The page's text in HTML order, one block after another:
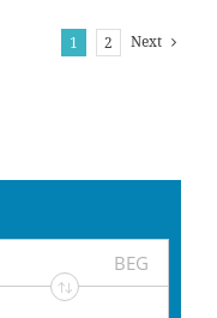
1 2 Next
BEG